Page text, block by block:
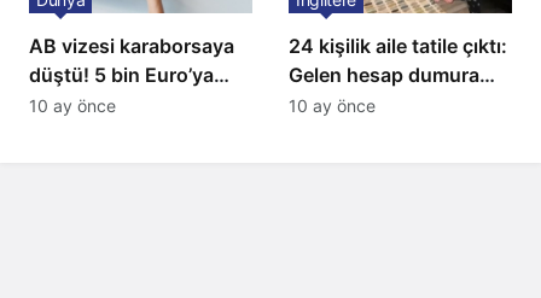
AB vizesi karaborsaya
düştü! 5 bin Euro’ya
varan fiyatlarla
10 ay önce
24 kişilik aile tatile çıktı:
Gelen hesap dumura
uğrattı
10 ay önce